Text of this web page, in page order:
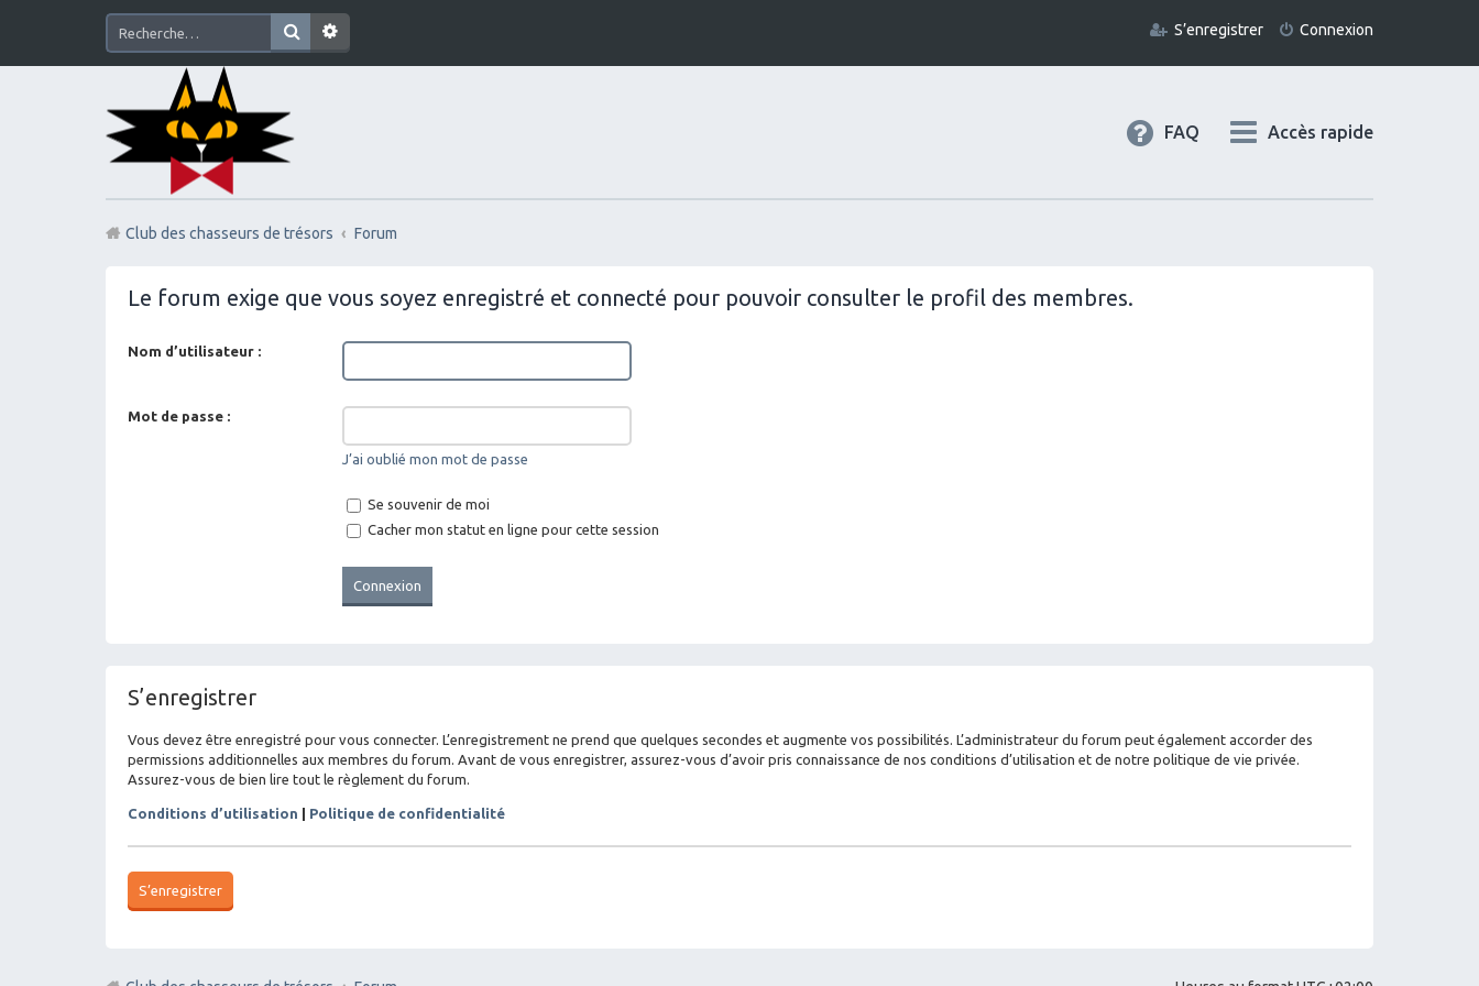
Connexion
S’enregistrer
Accès rapide
FAQ
Club des chasseurs de trésors Forum
Le forum exige que vous soyez enregistré et connecté pour pouvoir consulter le profil des membres.
Nom d’utilisateur :
Mot de passe :
J’ai oublié mon mot de passe
Se souvenir de moi
Cacher mon statut en ligne pour cette session
S’enregistrer
Vous devez être enregistré pour vous connecter. L’enregistrement ne prend que quelques secondes et augmente vos possibilités. L’administrateur du forum peut également accorder des
permissions additionnelles aux membres du forum. Avant de vous enregistrer, assurez-vous d’avoir pris connaissance de nos conditions d’utilisation et de notre politique de vie privée.
Assurez-vous de bien lire tout le règlement du forum.
Conditions d’utilisation Politique de confidentialité
S’enregistrer